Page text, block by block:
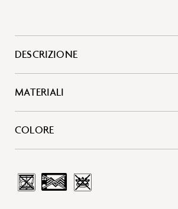
DESCRIZIONE
MATERIALI
COLORE